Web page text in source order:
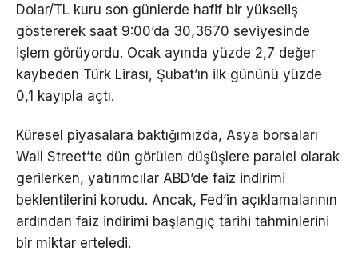
Dolar/TL kuru son günlerde hafif bir yükseliş
göstererek saat 9:00’da 30,3670 seviyesinde
işlem görüyordu. Ocak ayında yüzde 2,7 değer
kaybeden Türk Lirası, Şubat’ın ilk gününü yüzde
0,1 kayıpla açtı.
Küresel piyasalara baktığımızda, Asya borsaları
Wall Street’te dün görülen düşüşlere paralel olarak
gerilerken, yatırımcılar ABD’de faiz indirimi
beklentilerini korudu. Ancak, Fed’in açıklamalarının
ardından faiz indirimi başlangıç tarihi tahminlerini
bir miktar erteledi.